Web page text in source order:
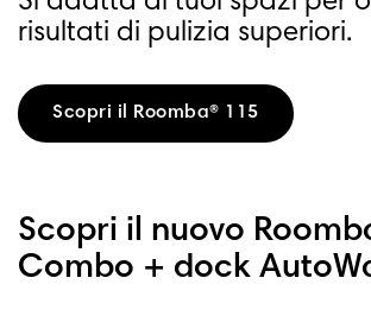
risultati di pulizia superiori.
Scopri il Roomba® 115
Scopri il nuovo
Combo + dock